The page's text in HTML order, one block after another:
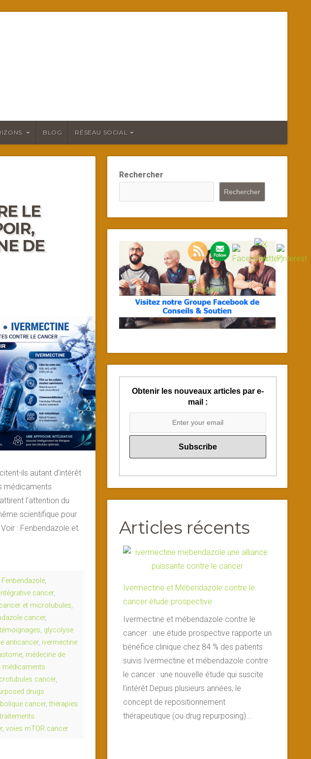
BLOG RÉSEAU SOCIAL
LE
DE
ils autant d’intérêt
médicaments
l’attention du
scientifique pour
: Fenbendazole et
Fenbendazole,
cancer,
cancer et microtubules,
cancer,
, glycolyse
anticancer, ivermectine
, médecine de
médicaments
cancer,
drugs
cancer,thérapies
traitements
, voies mTOR cancer
Rechercher
Rechercher
Obtenir les nouveaux articles par e-
mail :
Articles récents
Ivermectine et Mébendazole contre le
cancer étude prospective
Ivermectine et mébendazole contre le
cancer : une étude prospective rapporte un
bénéfice clinique chez 84 % des patients
suivis Ivermectine et mébendazole contre
le cancer : une nouvelle étude qui suscite
l’intérêt Depuis plusieurs années, le
concept de repositionnement
thérapeutique (ou drug repurposing)...